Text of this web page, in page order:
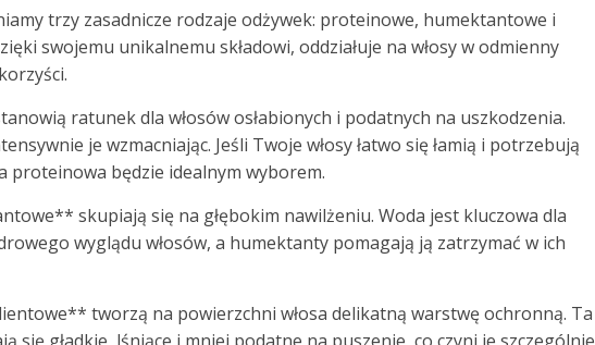
trzy zasadnicze rodzaje odżywek: proteinowe, humektantowe i
swojemu unikalnemu składowi, oddziałuje na włosy w odmienny
ratunek dla włosów osłabionych i podatnych na uszkodzenia.
je wzmacniając. Jeśli Twoje włosy łatwo się łamią i potrzebują
proteinowa będzie idealnym wyborem.
skupiają się na głębokim nawilżeniu. Woda jest kluczowa dla
wyglądu włosów, a humektanty pomagają ją zatrzymać w ich
tworzą na powierzchni włosa delikatną warstwę ochronną. Ta